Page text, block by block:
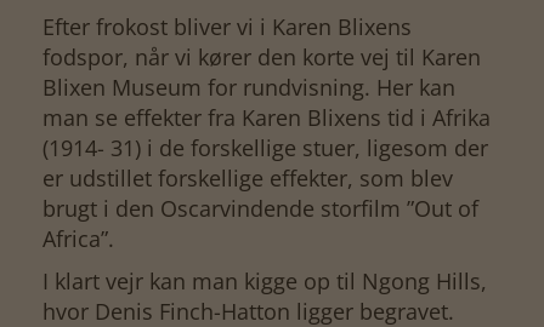
Efter frokost bliver vi i Karen Blixens
fodspor, når vi kører den korte vej til Karen
Blixen Museum for rundvisning. Her kan
man se effekter fra Karen Blixens tid i Afrika
(1914- 31) i de forskellige stuer, ligesom der
er udstillet forskellige effekter, som blev
brugt i den Oscarvindende storfilm ”Out of
Africa”.
I klart vejr kan man kigge op til Ngong Hills,
hvor Denis Finch-Hatton ligger begravet.